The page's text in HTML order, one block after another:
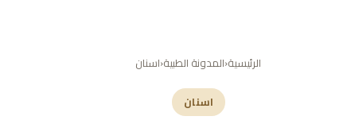
الرئيسية‹المدونة الطبية‹اسنان
اسنان